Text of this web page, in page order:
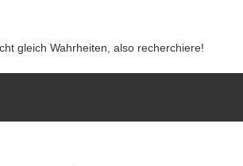
gleich Wahrheiten, also recherchiere!